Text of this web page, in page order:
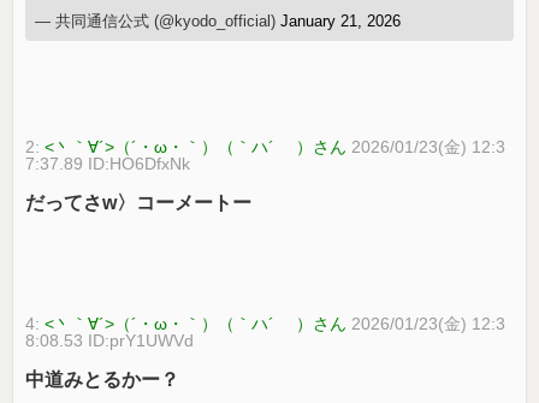
— 共同通信公式 (@kyodo_official)January 21, 2026
2:<丶｀∀´>（´・ω・｀）（｀ハ´ ）さん 2026/01/23(金) 12:3
7:37.89 ID:HO6DfxNk
だってさw〉コーメートー
4:<丶｀∀´>（´・ω・｀）（｀ハ´ ）さん 2026/01/23(金) 12:3
8:08.53 ID:prY1UWVd
中道みとるかー？